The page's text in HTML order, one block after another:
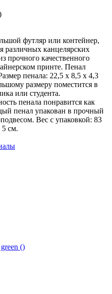
футляр или контейнер,
различных канцелярских
прочного качественного
принте. Пенал
пенала: 22,5 х 8,5 х 4,3
размеру поместится в
или студента.
пенала понравится как
пенал упакован в прочный
Вес с упаковкой: 83
5 см.
()